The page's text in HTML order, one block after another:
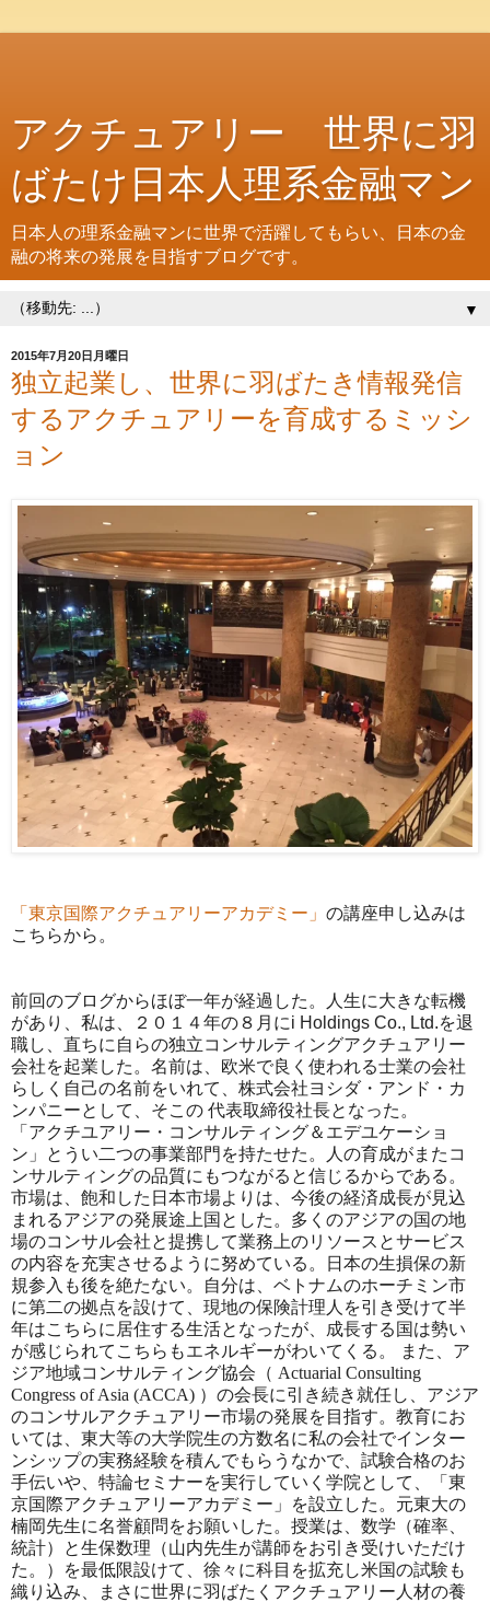
アクチュアリー 世界に羽
ばたけ日本人理系金融マン
日本人の理系金融マンに世界で活躍してもらい、日本の金
融の将来の発展を目指すブログです。
▼
2015年7月20日月曜日
独立起業し、世界に羽ばたき情報発信
するアクチュアリーを育成するミッシ
ョン
「東京国際アクチュアリーアカデミー」 の講座申し込みは
こちらから。
前回のブログからほぼ一年が経過した。人生に大きな転機
があり、私は、２０１４年の８月にi Holdings Co., Ltd.を退
職し、直ちに自らの独立コンサルティングアクチュアリー
会社を起業した。名前は、欧米で良く使われる士業の会社
らしく自己の名前をいれて、 株式会社ヨシダ・アンド・カ
ンパニーとして、そこの 代表取締役社長となった。
「アクチユアリー・コンサルティング＆エデユケーショ
ン」とうい二つの事業部門を持たせた。人の育成がまたコ
ンサルティングの品質にもつながると信じるからである。
市場は、飽和した日本市場よりは、今後の経済成長が見込
まれるアジアの発展途上国とした。多くのアジアの国の地
場のコンサル会社と提携して業務上のリソースとサービス
の内容を充実させるように努めている。日本の生損保の新
規参入も後を絶たない。自分は、ベトナムのホーチミン市
に第二の拠点を設けて、現地の保険計理人を引き受けて半
年はこちらに居住する生活となったが、成長する国は勢い
が感じられてこちらもエネルギーがわいてくる。 また、ア
ジア地域コンサルティング協会（ Actuarial Consulting
Congress of Asia (ACCA) ） の会長に引き続き就任し、アジア
のコンサルアクチュアリー市場の発展を目指す。教育にお
いては、東大等の大学院生の方数名に私の会社でインター
ンシップの実務経験を積んでもらうなかで、試験合格のお
手伝いや、特論セミナーを実行していく学院として、「東
京国際アクチュアリーアカデミー」を設立した。元東大の
楠岡先生に名誉顧問をお願いした。授業は、数学（確率、
統計）と生保数理（山内先生が講師をお引き受けいただけ
た。）を最低限設けて、徐々に科目を拡充し米国の試験も
織り込み、まさに世界に羽ばたくアクチュアリー人材の養